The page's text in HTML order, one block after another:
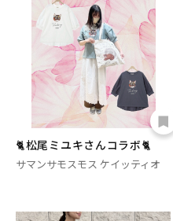
🐈松尾ミユキさんコラボ🐈
サマンサモスモス ケイッティオ